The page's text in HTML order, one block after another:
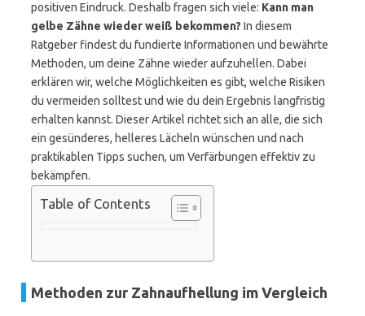
positiven Eindruck. Deshalb fragen sich viele: Kann man
gelbe Zähne wieder weiß bekommen? In diesem
Ratgeber findest du fundierte Informationen und bewährte
Methoden, um deine Zähne wieder aufzuhellen. Dabei
erklären wir, welche Möglichkeiten es gibt, welche Risiken
du vermeiden solltest und wie du dein Ergebnis langfristig
erhalten kannst. Dieser Artikel richtet sich an alle, die sich
ein gesünderes, helleres Lächeln wünschen und nach
praktikablen Tipps suchen, um Verfärbungen effektiv zu
bekämpfen.
Table of Contents
Methoden zur Zahnaufhellung im Vergleich